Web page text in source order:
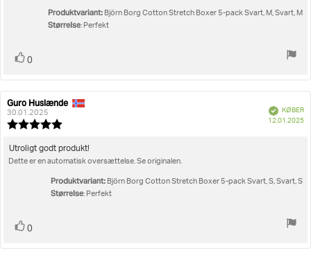
stjerner
bedømmelsen:Produktvariant: Björn Borg Cotton Stretch Boxer 5-pack Svart, M, Svart, M
Størrelse: Perfekt
Stem
0
Forfatter
af
bedømmelsen:
Guro Huslænde
30.01.2025
ud
stjerner
Verificeret
KØBER
12.01.2025
Tekst
til
bedømmelsen:
Utroligt godt produkt!
Dette er en automatisk oversættelse. Se originalen.
Produktvariant: Björn Borg Cotton Stretch Boxer 5-pack Svart, S, Svart, S
Størrelse: Perfekt
Stem
0